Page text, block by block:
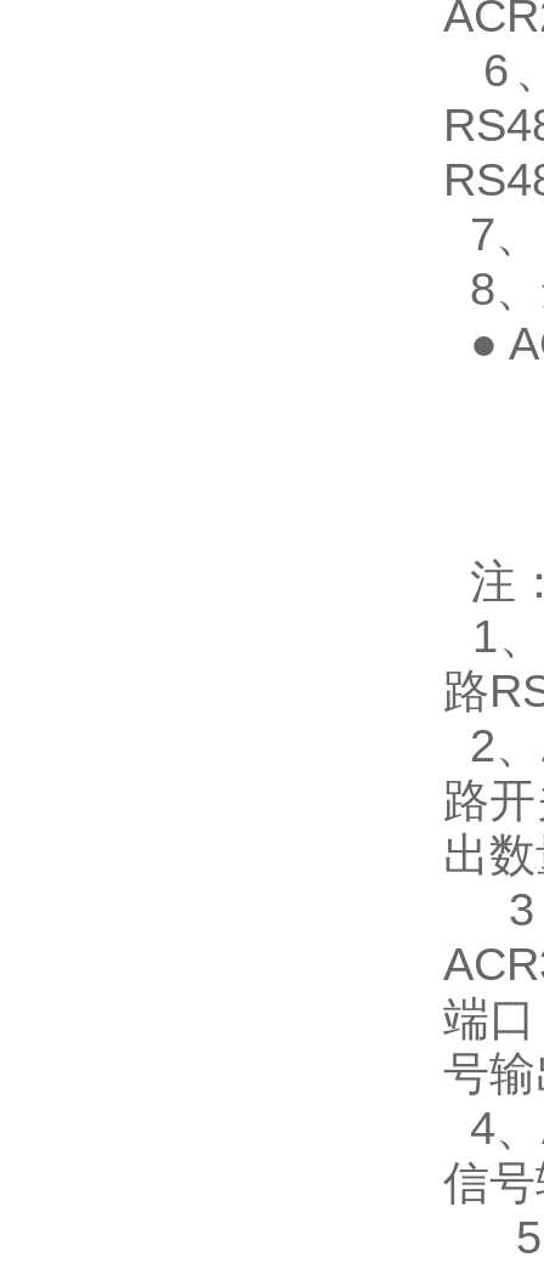
6
7
8
●
注
1
路
2
路
出
3
端
号
4
信
5